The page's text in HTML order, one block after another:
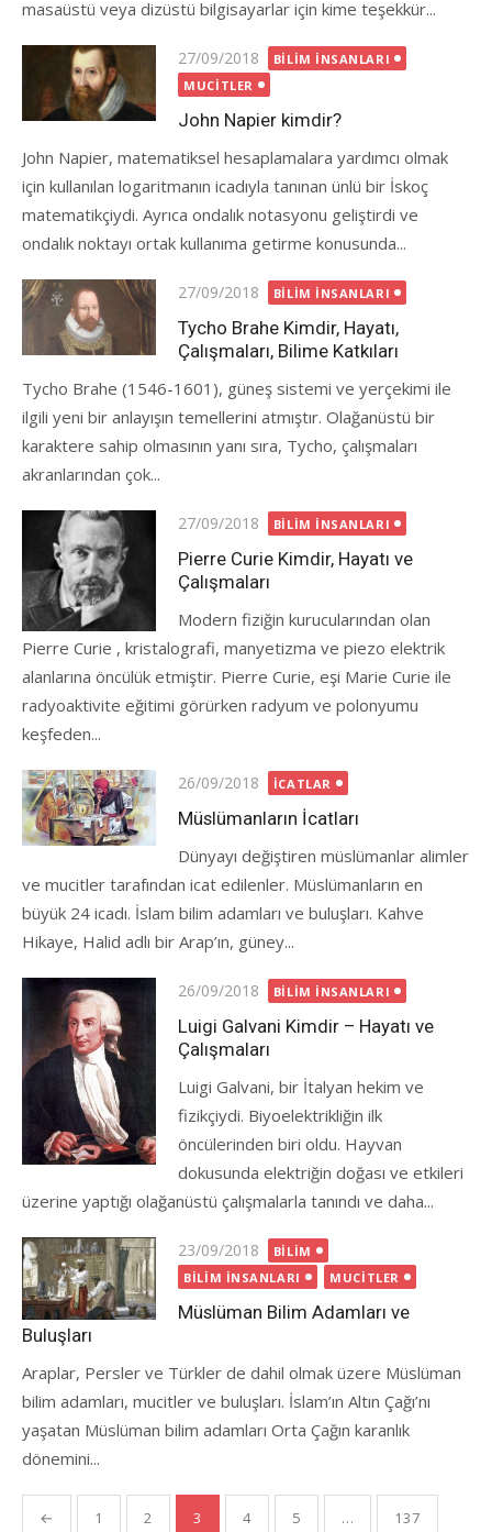
masaüstü veya dizüstü bilgisayarlar için kime teşekkür...
Posted
on
27/09/2018
BILIM İNSANLARI
MUCITLER
John Napier kimdir?
John Napier, matematiksel hesaplamalara yardımcı olmak
için kullanılan logaritmanın icadıyla tanınan ünlü bir İskoç
matematikçiydi. Ayrıca ondalık notasyonu geliştirdi ve
ondalık noktayı ortak kullanıma getirme konusunda...
Posted
on
27/09/2018 BILIM İNSANLARI
Tycho Brahe Kimdir, Hayatı,
Çalışmaları, Bilime Katkıları
Tycho Brahe (1546-1601), güneş sistemi ve yerçekimi ile
ilgili yeni bir anlayışın temellerini atmıştır. Olağanüstü bir
karaktere sahip olmasının yanı sıra, Tycho, çalışmaları
akranlarından çok...
Posted
on
27/09/2018 BILIM İNSANLARI
Pierre Curie Kimdir, Hayatı ve
Çalışmaları
Modern fiziğin kurucularından olan
Pierre Curie , kristalografi, manyetizma ve piezo elektrik
alanlarına öncülük etmiştir. Pierre Curie, eşi Marie Curie ile
radyoaktivite eğitimi görürken radyum ve polonyumu
keşfeden...
Posted
on
26/09/2018 İCATLAR
Müslümanların İcatları
Dünyayı değiştiren müslümanlar alimler
ve mucitler tarafından icat edilenler. Müslümanların en
büyük 24 icadı. İslam bilim adamları ve buluşları. Kahve
Hikaye, Halid adlı bir Arap’ın, güney...
Posted
on
26/09/2018 BILIM İNSANLARI
Luigi Galvani Kimdir – Hayatı ve
Çalışmaları
Luigi Galvani, bir İtalyan hekim ve
fizikçiydi. Biyoelektrikliğin ilk
öncülerinden biri oldu. Hayvan
dokusunda elektriğin doğası ve etkileri
üzerine yaptığı olağanüstü çalışmalarla tanındı ve daha...
Posted
on
23/09/2018
BILIM
BILIM İNSANLARI
MUCITLER
Müslüman Bilim Adamları ve
Buluşları
Araplar, Persler ve Türkler de dahil olmak üzere Müslüman
bilim adamları, mucitler ve buluşları. İslam’ın Altın Çağı’nı
yaşatan Müslüman bilim adamları Orta Çağın karanlık
dönemini...
Yazı
← 1 2 3 4 5 … 137